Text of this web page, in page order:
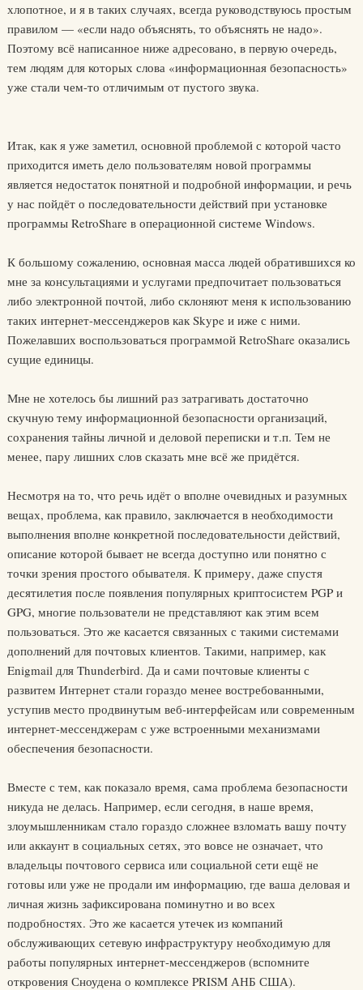
хлопотное, и я в таких случаях, всегда руководствуюсь простым
правилом — «если надо объяснять, то объяснять не надо».
Поэтому всё написанное ниже адресовано, в первую очередь,
тем людям для которых слова «информационная безопасность»
уже стали чем-то отличимым от пустого звука.
Итак, как я уже заметил, основной проблемой с которой часто
приходится иметь дело пользователям новой программы
является недостаток понятной и подробной информации, и речь
у нас пойдёт о последовательности действий при установке
программы RetroShare в операционной системе Windows.
К большому сожалению, основная масса людей обратившихся ко
мне за консультациями и услугами предпочитает пользоваться
либо электронной почтой, либо склоняют меня к использованию
таких интернет-мессенджеров как Skype и иже с ними.
Пожелавших воспользоваться программой RetroShare оказались
сущие единицы.
Мне не хотелось бы лишний раз затрагивать достаточно
скучную тему информационной безопасности организаций,
сохранения тайны личной и деловой переписки и т.п. Тем не
менее, пару лишних слов сказать мне всё же придётся.
Несмотря на то, что речь идёт о вполне очевидных и разумных
вещах, проблема, как правило, заключается в необходимости
выполнения вполне конкретной последовательности действий,
описание которой бывает не всегда доступно или понятно с
точки зрения простого обывателя. К примеру, даже спустя
десятилетия после появления популярных криптосистем PGP и
GPG, многие пользователи не представляют как этим всем
пользоваться. Это же касается связанных с такими системами
дополнений для почтовых клиентов. Такими, например, как
Enigmail для Thunderbird. Да и сами почтовые клиенты с
развитем Интернет стали гораздо менее востребованными,
уступив место продвинутым веб-интерфейсам или современным
интернет-мессенджерам с уже встроенными механизмами
обеспечения безопасности.
Вместе с тем, как показало время, сама проблема безопасности
никуда не делась. Например, если сегодня, в наше время,
злоумышленникам стало гораздо сложнее взломать вашу почту
или аккаунт в социальных сетях, это вовсе не означает, что
владельцы почтового сервиса или социальной сети ещё не
готовы или уже не продали им информацию, где ваша деловая и
личная жизнь зафиксирована поминутно и во всех
подробностях. Это же касается утечек из компаний
обслуживающих сетевую инфраструктуру необходимую для
работы популярных интернет-мессенджеров (вспомните
откровения Сноудена о комплексе PRISM АНБ США).